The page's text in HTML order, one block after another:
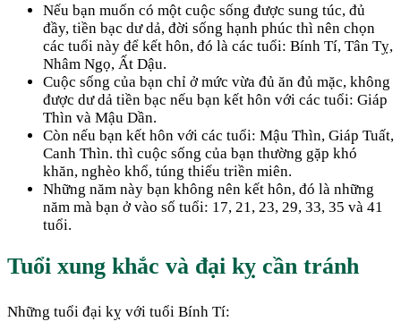
Nếu bạn muốn có một cuộc sống được sung túc, đủ
đầy, tiền bạc dư dả, đời sống hạnh phúc thì nên chọn
các tuổi này để kết hôn, đó là các tuổi: Bính Tí, Tân Tỵ,
Nhâm Ngọ, Ất Dậu.
Cuộc sống của bạn chỉ ở mức vừa đủ ăn đủ mặc, không
được dư dả tiền bạc nếu bạn kết hôn với các tuổi: Giáp
Thìn và Mậu Dần.
Còn nếu bạn kết hôn với các tuổi: Mậu Thìn, Giáp Tuất,
Canh Thìn. thì cuộc sống của bạn thường gặp khó
khăn, nghèo khổ, túng thiếu triền miên.
Những năm này bạn không nên kết hôn, đó là những
năm mà bạn ở vào số tuổi: 17, 21, 23, 29, 33, 35 và 41
tuổi.
Tuổi xung khắc và đại kỵ cần tránh
Những tuổi đại kỵ với tuổi Bính Tí: